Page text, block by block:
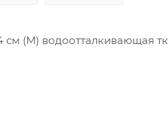
см (M) водоотталкивающая